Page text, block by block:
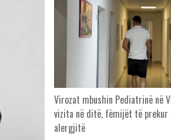
Virozat mbushin Pediatrinë në
vizita në ditë, fëmijët të prekur
alergjitë